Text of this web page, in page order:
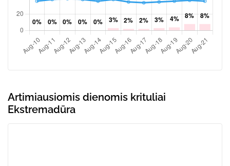
Artimiausiomis dienomis krituliai
Ekstremadūra